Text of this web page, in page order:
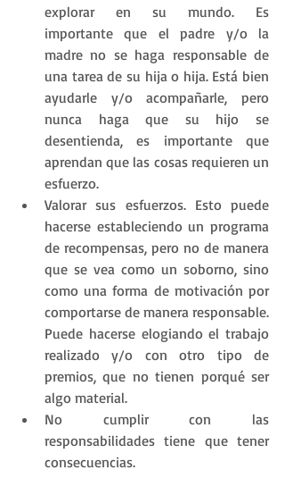
explorar en su mundo. Es
importante que el padre y/o la
madre no se haga responsable de
una tarea de su hija o hija. Está bien
ayudarle y/o acompañarle, pero
nunca haga que su hijo se
desentienda, es importante que
aprendan que las cosas requieren un
esfuerzo.
Valorar sus esfuerzos. Esto puede
hacerse estableciendo un programa
de recompensas, pero no de manera
que se vea como un soborno, sino
como una forma de motivación por
comportarse de manera responsable.
Puede hacerse elogiando el trabajo
realizado y/o con otro tipo de
premios, que no tienen porqué ser
algo material.
No cumplir con las
responsabilidades tiene que tener
consecuencias.